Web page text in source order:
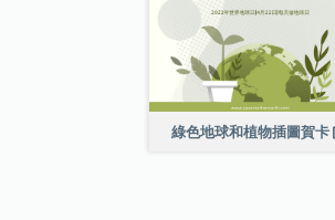
綠色地球和植物插圖賀卡